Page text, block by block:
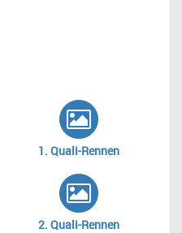
1. Quali-Rennen
2. Quali-Rennen